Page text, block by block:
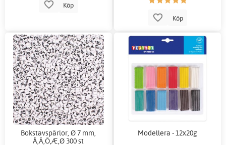
Köp
Köp
Bokstavspärlor, Ø 7 mm,
Å,Ä,Ö,Æ,Ø 300 st
Modellera - 12x20g